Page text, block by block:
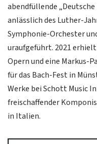
abendfüllende
anlässlich des Luther-
Symphonie-Orchester
uraufgeführt. 2021
Opern und eine Markus-
für das Bach-Fest in
Werke bei Schott Music
freischaffender
in Italien.